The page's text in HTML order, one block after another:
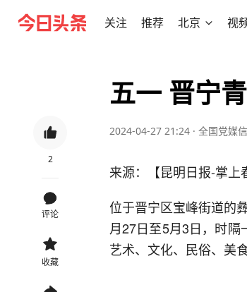
关注 推荐 北京 视
2
评论
收藏
五一 晋宁
2024-04-27 21:24 · 全国党媒
来源：【昆明日报-掌上
位于晋宁区宝峰街道的
月27日至5月3日，时
艺术、文化、民俗、美